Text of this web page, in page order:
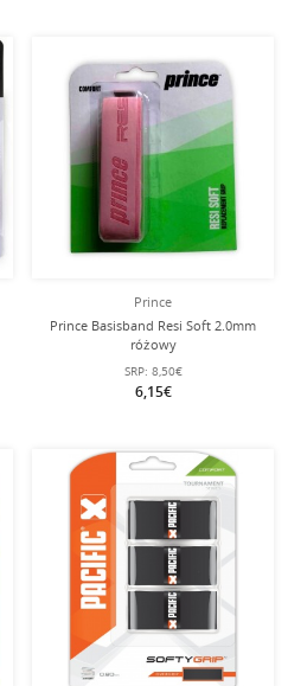
Prince
Prince Basisband Resi Soft 2.0mm
różowy
SRP: 8,50€
6,15€